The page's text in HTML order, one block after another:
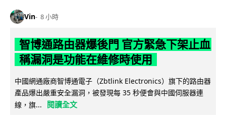
Vin 8 小時
智博通路由器爆後門 官方緊急下架止血
稱漏洞是功能在維修時使用
中國網通廠商智博通電子（Zbtlink Electronics）旗下的路由器
產品爆出嚴重安全漏洞，被發現每 35 秒便會與中國伺服器連
線，旗...
閱讀全文